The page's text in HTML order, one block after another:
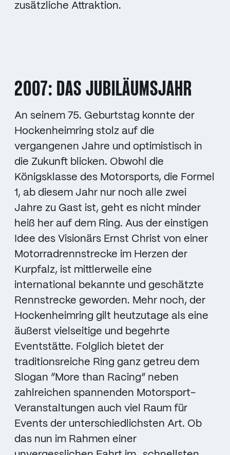
zusätzliche Attraktion.
2007: DAS JUBILÄUMSJAHR
An seinem 75. Geburtstag konnte der
Hockenheimring stolz auf die
vergangenen Jahre und optimistisch in
die Zukunft blicken. Obwohl die
Königsklasse des Motorsports, die Formel
1, ab diesem Jahr nur noch alle zwei
Jahre zu Gast ist, geht es nicht minder
heiß her auf dem Ring. Aus der einstigen
Idee des Visionärs Ernst Christ von einer
Motorradrennstrecke im Herzen der
Kurpfalz, ist mittlerweile eine
international bekannte und geschätzte
Rennstrecke geworden. Mehr noch, der
Hockenheimring gilt heutzutage als eine
äußerst vielseitige und begehrte
Eventstätte. Folglich bietet der
traditionsreiche Ring ganz getreu dem
Slogan “More than Racing“ neben
zahlreichen spannenden Motorsport-
Veranstaltungen auch viel Raum für
Events der unterschiedlichsten Art. Ob
das nun im Rahmen einer